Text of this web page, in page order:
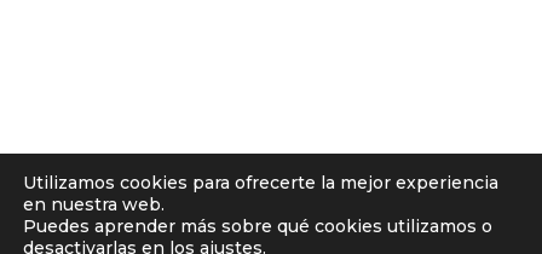
Utilizamos cookies para ofrecerte la mejor experiencia
en nuestra web.
Puedes aprender más sobre qué cookies utilizamos o
desactivarlas en los ajustes.